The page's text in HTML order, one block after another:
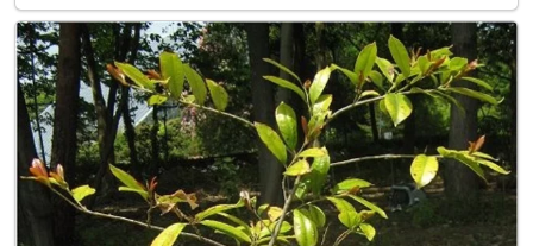
が 雨の重さに負けずにひらくように、 あなたの中の“ひ
らく瞬間”も、 静かに